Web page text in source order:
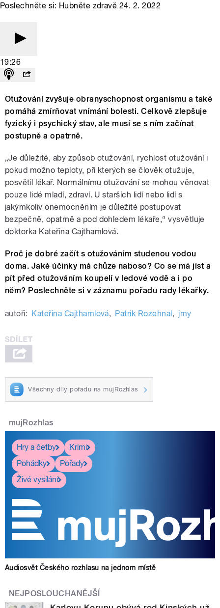
Poslechněte si: Hubněte zdravě 24. 2. 2022
19:26
Otužování zvyšuje obranyschopnost organismu a také
pomáhá zmírňovat vnímání bolesti. Celkově zlepšuje
fyzický i psychický stav, ale musí se s ním začínat
postupně a opatrně.
„Je důležité, aby způsob otužování, rychlost otužování i
pokud možno teploty, při kterých se člověk otužuje,
posvětil lékař. Normálnímu otužování se mohou věnovat
pouze lidé mladí, zdraví. U starších lidí nebo lidí s
jakýmkoliv onemocněním je důležité postupovat
bezpečně, opatrně a pod dohledem lékaře,“ vysvětluje
doktorka Kateřina Cajthamlová.
Proč je dobré začít s otužováním studenou vodou
doma. Jaké účinky má chůze naboso? Co se má jíst a
pít před otužováním koupelí v ledové vodě a i po
něm? Poslechněte si v záznamu pořadu rady lékařky.
autoři: Kateřina Cajthamlová, Patrik Rozehnal, jmy
Všechny díly pořadu na mujRozhlas
mujRozhlas
Hry a četby
Krimi
Pohádky
Pořady
Živé vysílání
Audiosvět Českého rozhlasu na jednom místě
NEJPOSLOUCHANĚJŠÍ